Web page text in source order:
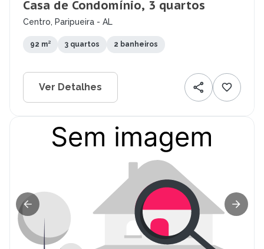
Casa de Condomínio, 3 quartos
Centro, Paripueira - AL
92 m² 3 quartos 2 banheiros
Ver Detalhes